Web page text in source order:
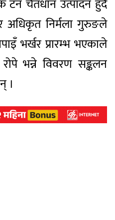
टन चैतधान उत्पादन हुँदै
अधिकृत निर्मला गुरुङले
भर्खर प्रारम्भ भएकाले
भन्ने विवरण सङ्कलन
।